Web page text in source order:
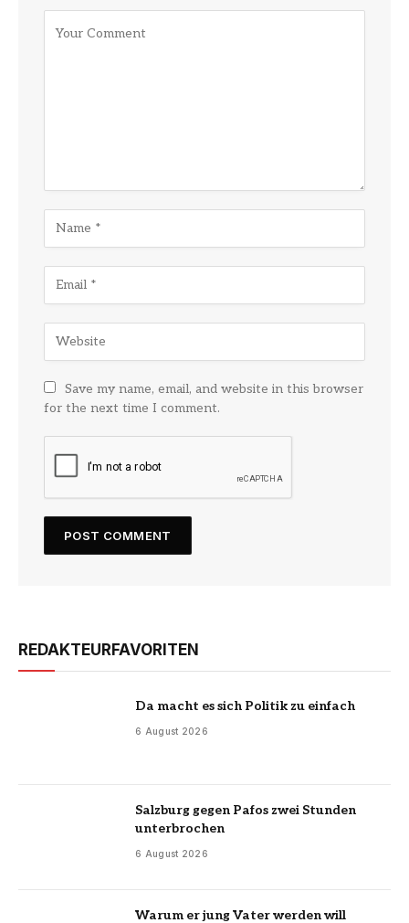
Save my name, email, and website in this browser
for the next time I comment.
REDAKTEURFAVORITEN
Da macht es sich Politik zu einfach
6 August 2026
Salzburg gegen Pafos zwei Stunden
unterbrochen
6 August 2026
Warum er jung Vater werden will